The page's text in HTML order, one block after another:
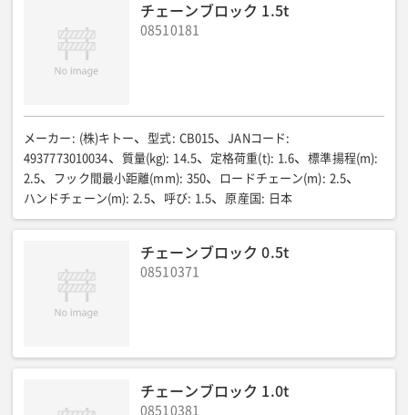
チェーンブロック 1.5t
08510181
メーカー : (株)キトー 型式: CB015 JANコード :
4937773010034
質量(kg): 14.5 定格荷重(t): 1.6 標準揚程(m):
2.5
フック間最小距離(mm): 350 ロードチェーン(m): 2.5
ハンドチェーン(m): 2.5 呼び: 1.5 原産国 : 日本
チェーンブロック 0.5t
08510371
チェーンブロック 1.0t
08510381